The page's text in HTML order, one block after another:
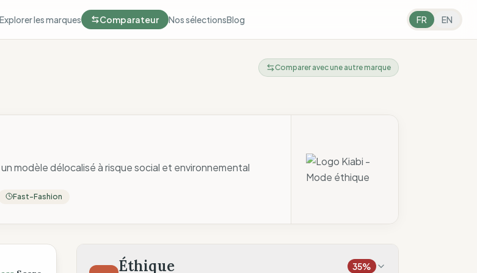
Explorer les marques Comparateur Nos sélectionsBlog FR EN
Comparer avec une autre marque
modèle délocalisé à risque social et environnemental
Fast-Fashion
Éthique 35%